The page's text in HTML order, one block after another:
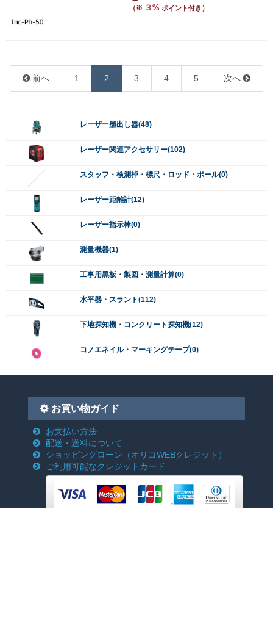
（※ ３% ポイント付き）
前へ 1 2 3 4 5 次へ
レーザー墨出し器(48)
レーザー関連アクセサリー(102)
スタッフ・検測棹・標尺・ロッド・ポール(0)
レーザー距離計(12)
レーザー指示棒(0)
測量機器(1)
工事用黒板・製図・測量計算(0)
水平器・スラント(112)
下地探知機・コンクリート探知機(12)
コノエネイル・マーキングテープ(0)
お買い物ガイド
お支払い方法
配送・送料について
ショッピングローン （オリコWEBクレジット）
ご利用可能なクレジットカード